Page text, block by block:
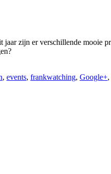
zijn er verschillende mooie
, events, frankwatching, Google+,